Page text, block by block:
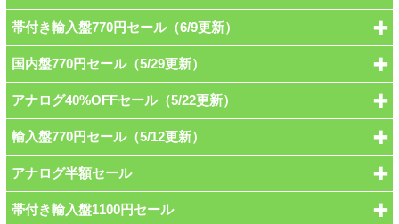
帯付き輸入盤770円セール（6/9更新）
国内盤770円セール（5/29更新）
アナログ40%OFFセール（5/22更新）
輸入盤770円セール（5/12更新）
アナログ半額セール
帯付き輸入盤1100円セール